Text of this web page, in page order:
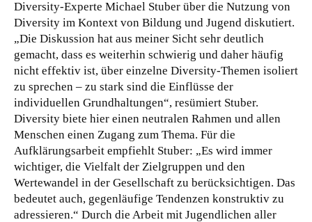
Diversity-Experte Michael Stuber über die Nutzung von
Diversity im Kontext von Bildung und Jugend diskutiert.
„Die Diskussion hat aus meiner Sicht sehr deutlich
gemacht, dass es weiterhin schwierig und daher häufig
nicht effektiv ist, über einzelne Diversity-Themen isoliert
zu sprechen – zu stark sind die Einflüsse der
individuellen Grundhaltungen“, resümiert Stuber.
Diversity biete hier einen neutralen Rahmen und allen
Menschen einen Zugang zum Thema. Für die
Aufklärungsarbeit empfiehlt Stuber: „Es wird immer
wichtiger, die Vielfalt der Zielgruppen und den
Wertewandel in der Gesellschaft zu berücksichtigen. Das
bedeutet auch, gegenläufige Tendenzen konstruktiv zu
adressieren.“ Durch die Arbeit mit Jugendlichen aller